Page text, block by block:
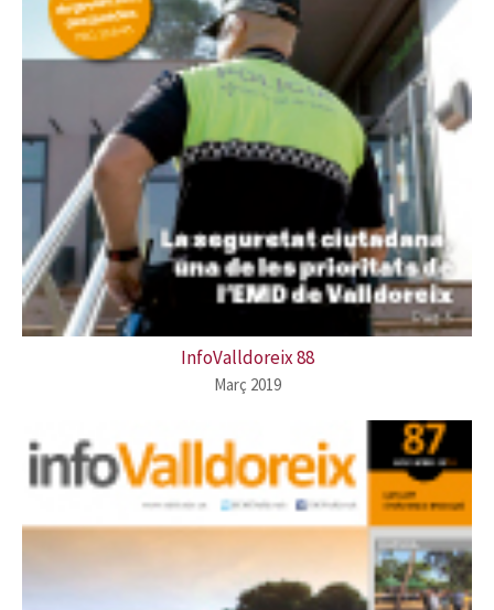
InfoValldoreix 88
Març 2019